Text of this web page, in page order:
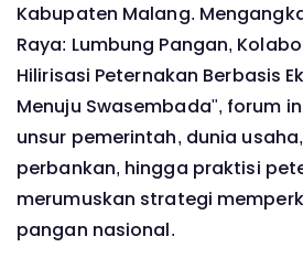
Kabupaten Malang.
Raya: Lumbung Pangan,
Hilirisasi Peternakan Berbasis
Menuju Swasembada", forum
unsur pemerintah, dunia
perbankan, hingga praktisi
merumuskan strategi
pangan nasional.